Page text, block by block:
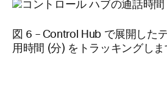
図 6 – Control Hub で展開した
用時間 (分) をトラッキングしま